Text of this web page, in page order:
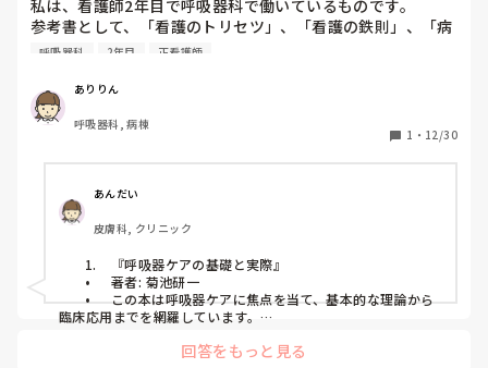
私は、看護師2年目で呼吸器科で働いているものです。
参考書として、「看護のトリセツ」、「看護の鉄則」、「病
気がみえる」を持っています。
す。
呼吸器科 2年目 正看護師
ありりん
呼吸器科, 病棟
1 ・ 12/30
あんだい
皮膚科, クリニック
	1.	『呼吸器ケアの基礎と実際』
	•	著者: 菊池研一
	•	この本は呼吸器ケアに焦点を当て、基本的な理論から
臨床応用までを網羅しています。
	•	著者: 小林正子 他
回答をもっと見る